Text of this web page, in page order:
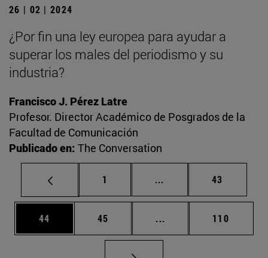
26 | 02 | 2024
¿Por fin una ley europea para ayudar a
superar los males del periodismo y su
industria?
Francisco J. Pérez Latre
Profesor. Director Académico de Posgrados de la
Facultad de Comunicación
Publicado en: The Conversation
Página
1 ... Páginas intermedias
Página
43
Página
44 Página
45 ... Páginas intermedias
Página
110